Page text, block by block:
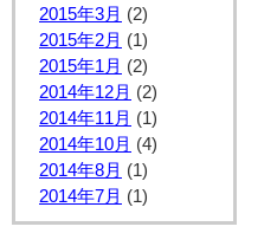
2015年3月 (2)
2015年2月 (1)
2015年1月 (2)
2014年12月 (2)
2014年11月 (1)
2014年10月 (4)
2014年8月 (1)
2014年7月 (1)